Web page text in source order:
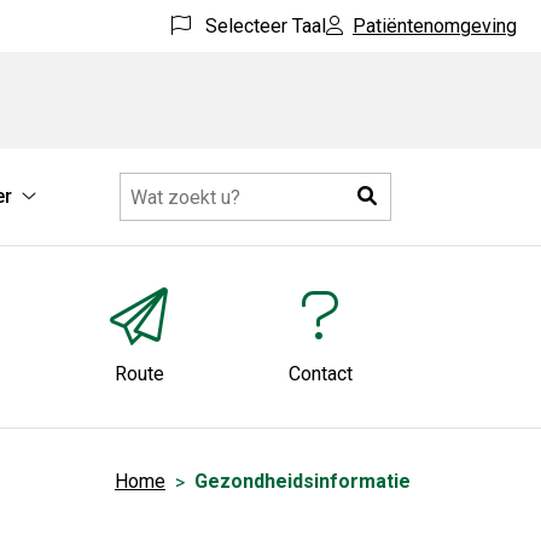
Selecteer Taal Patiëntenomgeving
submenu
Zoeken
Route Contact
Home Gezondheidsinformatie